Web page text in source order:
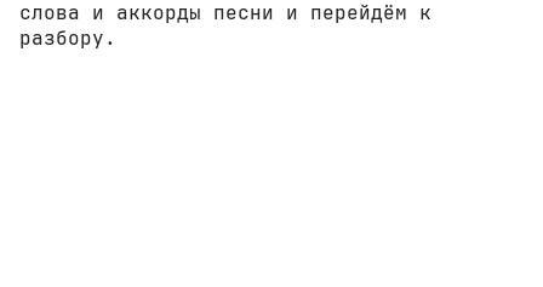
слова и аккорды песни и перейдём к
разбору.